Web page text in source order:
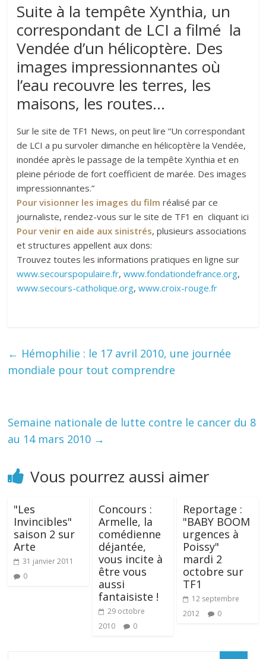
Suite à la tempête Xynthia, un
correspondant de LCI a filmé la
Vendée d’un hélicoptère. Des
images impressionnantes où
l’eau recouvre les terres, les
maisons, les routes…
Sur le site de TF1 News, on peut lire “Un correspondant
de LCI a pu survoler dimanche en hélicoptère la Vendée,
inondée après le passage de la tempête Xynthia et en
pleine période de fort coefficient de marée. Des images
impressionnantes.”
Pour visionner les images du filmréalisé par ce
journaliste, rendez-vous sur le site de TF1 en cliquant ici
Pour venir en aide aux sinistrés, plusieurs associations
et structures appellent aux dons:
Trouvez toutes les informations pratiques en ligne sur
www.secourspopulaire.fr,www.fondationdefrance.org,
www.secours-catholique.org,www.croix-rouge.fr
← Hémophilie : le 17 avril 2010, une journée
mondiale pour tout comprendre
Semaine nationale de lutte contre le cancer du 8
au 14 mars 2010 →
Vous pourrez aussi aimer
"Les
Invincibles"
saison 2 sur
Arte
31 janvier 2011
0
Concours :
Armelle, la
comédienne
déjantée,
vous incite à
être vous
aussi
fantaisiste !
29 octobre
2010
0
Reportage :
"BABY BOOM
urgences à
Poissy"
mardi 2
octobre sur
TF1
12 septembre
2012
0